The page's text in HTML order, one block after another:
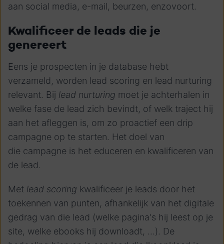
aan social media, e-mail, beurzen, enzovoort.
Kwalificeer de leads die je
genereert
Eens je prospecten in je database hebt
verzameld, worden lead scoring en lead nurturing
relevant. Bij lead nurturing moet je achterhalen in
welke fase de lead zich bevindt, of welk traject hij
aan het afleggen is, om zo proactief een drip
campagne op te starten. Het doel van
die campagne is het educeren en kwalificeren van
de lead.
Met lead scoring kwalificeer je leads door het
toekennen van punten, afhankelijk van het digitale
gedrag van die lead (welke pagina's hij leest op je
site, welke ebooks hij downloadt, ...). De